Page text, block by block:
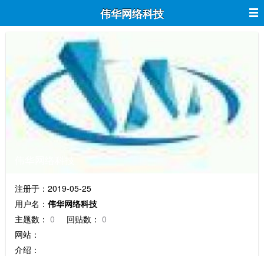
伟华网络科技
注册于：2019-05-25
用户名： 伟华网络科技
主题数： 0 回贴数： 0
网站：
介绍：